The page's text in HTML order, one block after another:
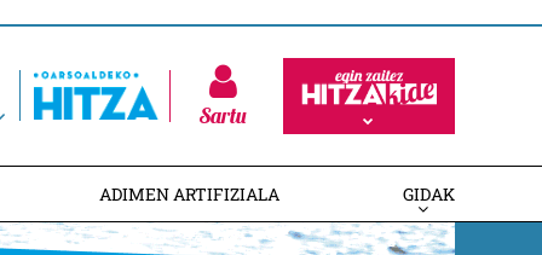
Sartu
ADIMEN ARTIFIZIALA GIDAK